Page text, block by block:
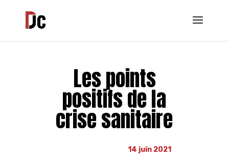
Les points
positifs de la
crise sanitaire
14 juin 2021